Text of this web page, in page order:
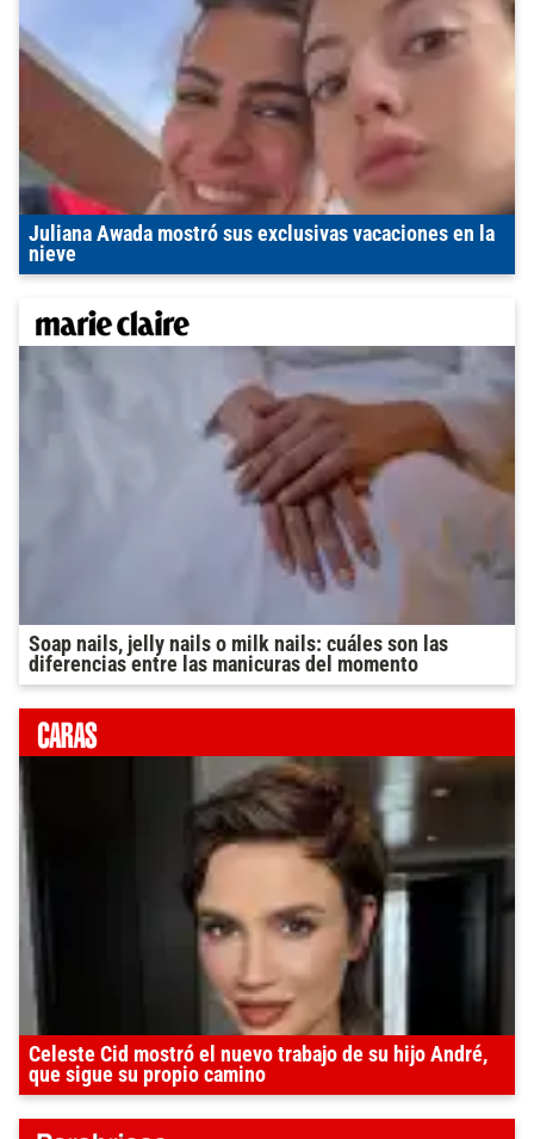
Juliana Awada mostró sus exclusivas vacaciones en la
nieve
Soap nails, jelly nails o milk nails: cuáles son las
diferencias entre las manicuras del momento
Celeste Cid mostró el nuevo trabajo de su hijo André,
que sigue su propio camino